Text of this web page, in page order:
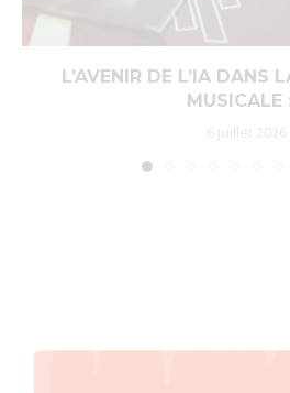
L’AVENIR DE L’IA DANS
MUSICALE
6 juillet 2026